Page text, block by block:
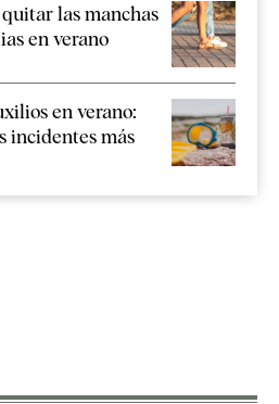
las manchas
en verano
en verano:
incidentes más